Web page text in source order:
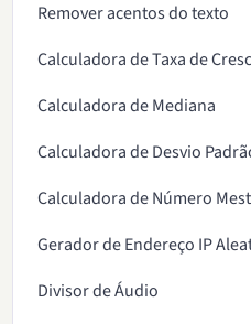
Remover acentos do texto
Calculadora de Taxa de
Calculadora de Mediana
Calculadora de Desvio
Calculadora de Número
Gerador de Endereço IP
Divisor de Áudio